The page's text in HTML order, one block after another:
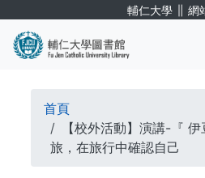
輔仁大學 ∥ 網
導
航
首頁
【校外活動】演講-『
旅，在旅行中確認自己